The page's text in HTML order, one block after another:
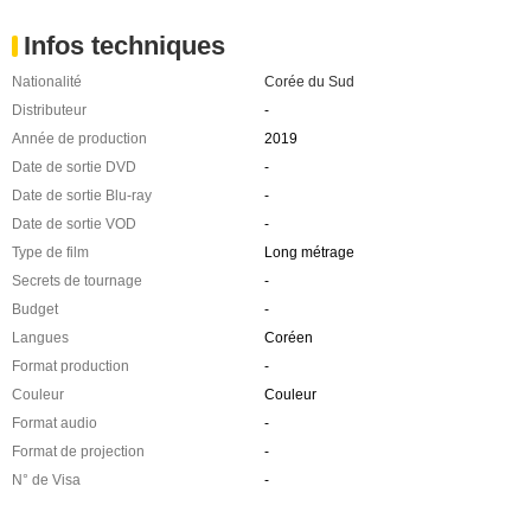
Infos techniques
Nationalité
Corée du Sud
Distributeur
-
Année de production
2019
Date de sortie DVD
-
Date de sortie Blu-ray
-
Date de sortie VOD
-
Type de film
Long métrage
Secrets de tournage
-
Budget
-
Langues
Coréen
Format production
-
Couleur
Couleur
Format audio
-
Format de projection
-
N° de Visa
-